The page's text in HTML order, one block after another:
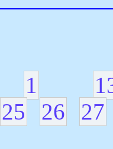
1
25
26 27